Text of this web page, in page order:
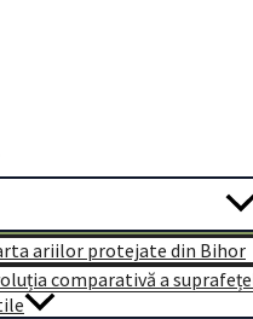
ariilor protejate din Bihor
comparativă a